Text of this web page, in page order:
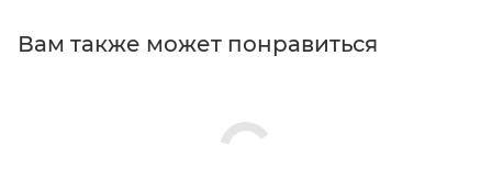
Вам также может понравиться